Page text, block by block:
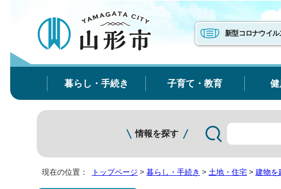
新型コロナウイ
暮らし・手続き 子育て・教育
情報を探す
現在の位置： トップページ > 暮らし・手続き > 土地・住宅 > 建物を